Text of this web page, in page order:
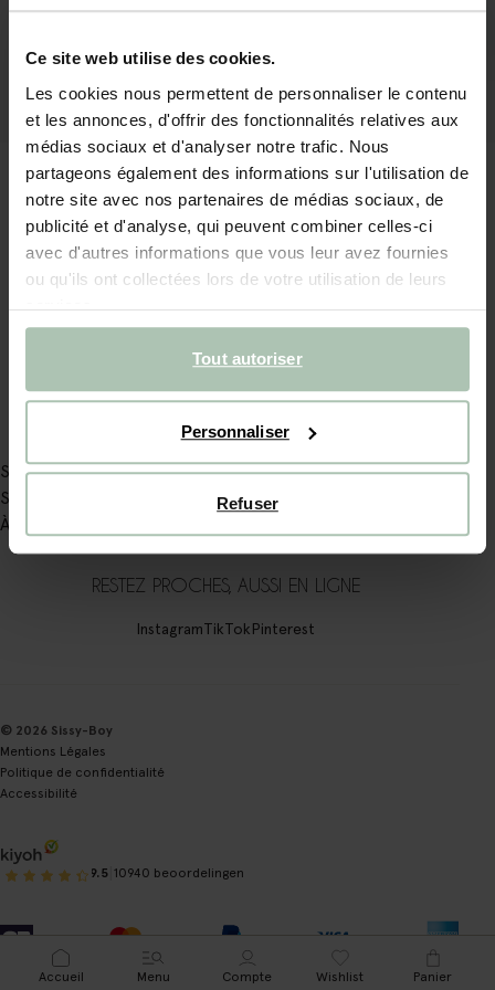
Ce site web utilise des cookies.
Les cookies nous permettent de personnaliser le contenu
et les annonces, d'offrir des fonctionnalités relatives aux
médias sociaux et d'analyser notre trafic. Nous
partageons également des informations sur l'utilisation de
notre site avec nos partenaires de médias sociaux, de
publicité et d'analyse, qui peuvent combiner celles-ci
avec d'autres informations que vous leur avez fournies
ou qu'ils ont collectées lors de votre utilisation de leurs
services.
Tout autoriser
Personnaliser
Refuser
Chaises de salle à manger en tissu chenille - rose clair
458.00/ 2 pc
Alatna Fauteuil en osier
269.00
Service
Sissy-boy
À propos de Sissy-Boy
RESTEZ PROCHES, AUSSI EN LIGNE
InstagramTikTokPinterest
© 2026 Sissy-Boy
Mentions Légales
Politique de confidentialité
Accessibilité
9.5 10940 beoordelingen
Accueil Menu Compte Wishlist Panier